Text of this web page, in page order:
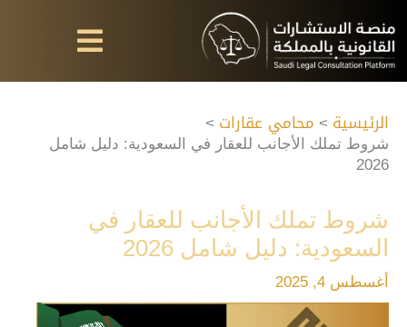
إلى
المحتوى
الرئيسية محامي عقارات
شروط تملك الأجانب للعقار في السعودية: دليل شامل
2026
شروط تملك الأجانب للعقار في
السعودية: دليل شامل 2026
أغسطس 4, 2025